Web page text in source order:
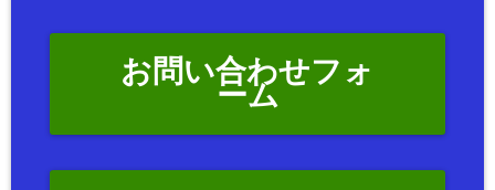
お問い合わせフォ
ーム